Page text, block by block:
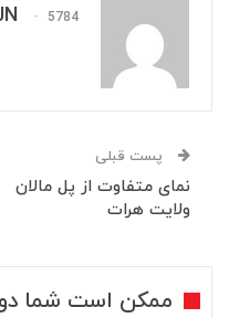
5784 پست
پست قبلی
نمای متفاوت از پل مالان
ولایت هرات
ممکن است شما